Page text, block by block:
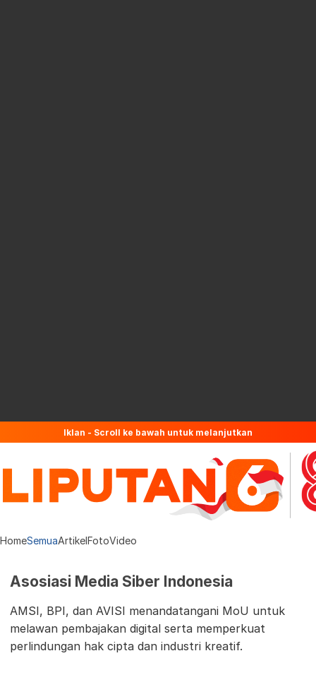
Iklan - Scroll ke bawah untuk melanjutkan
HomeSemuaArtikelFotoVideo
Asosiasi Media Siber Indonesia
AMSI, BPI, dan AVISI menandatangani MoU untuk
melawan pembajakan digital serta memperkuat
perlindungan hak cipta dan industri kreatif.